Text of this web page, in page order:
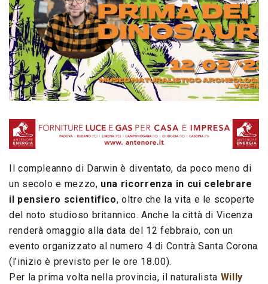
Il compleanno di Darwin è diventato, da poco meno di
un secolo e mezzo, una ricorrenza in cui celebrare
il pensiero scientifico, oltre che la vita e le scoperte
del noto studioso britannico. Anche la città di Vicenza
renderà omaggio alla data del 12 febbraio, con un
evento organizzato al numero 4 di Contrà Santa Corona
(l’inizio è previsto per le ore 18.00).
Per la prima volta nella provincia, il naturalista Willy